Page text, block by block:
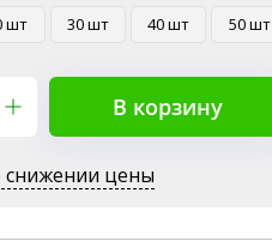
шт 30 шт 40 шт 50 шт
В корзину
снижении цены